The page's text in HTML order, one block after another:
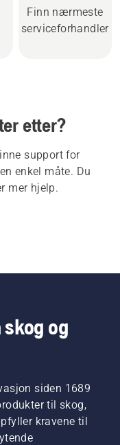
Finn nærmeste
serviceforhandler
etter?
support for
enkel måte. Du
mer hjelp.
og
siden 1689
til skog,
kravene til